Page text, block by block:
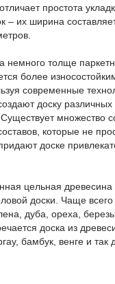
простота
– их ширина
немного толще
более
современные
доску
множество
которые не
доске
цельная древесина
доски. Чаще
дуба, ореха,
доска из
бамбук, венге и так